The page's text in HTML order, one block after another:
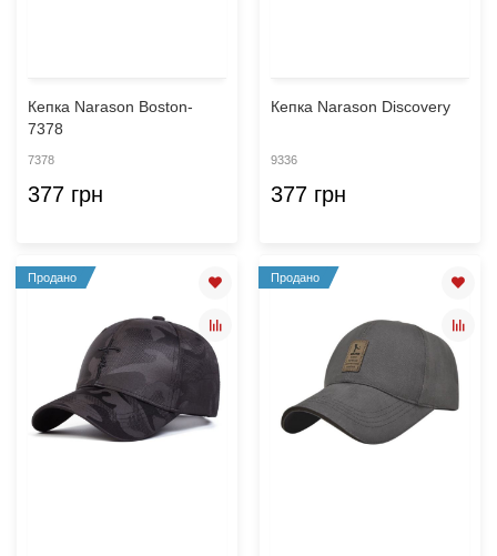
Кепка Narason Boston-
7378
7378
377 грн
Кепка Narason Discovery
9336
377 грн
Продано Продано